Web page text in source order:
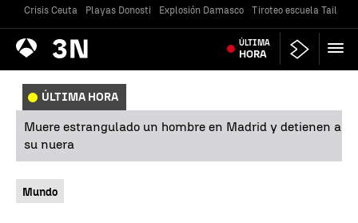
Crisis Ceuta Playas Donosti Explosión Damasco Tiroteo escuela
Antena
3 Noticias ÚLTIMA
HORA
ÚLTIMA HORA
Muere estrangulado un hombre en Madrid y detienen a
su nuera
Mundo